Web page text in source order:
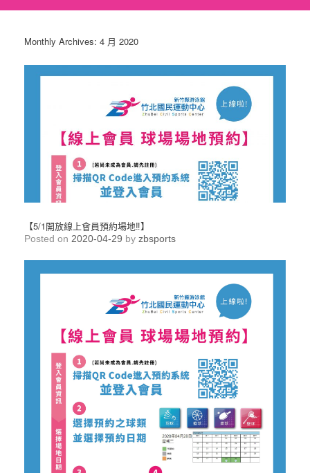
Monthly Archives: 4 月 2020
【5/1開放線上會員預約場地‼】
Posted on 2020-04-29 by zbsports